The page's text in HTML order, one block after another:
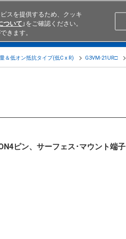
ルサポート
＆低オン抵抗タイプ(低C x R) G3VM-21UR□
ピン、サーフェス･マウント端子
スを提供するため、クッキ
ついて 」をご確認ください。
きます。